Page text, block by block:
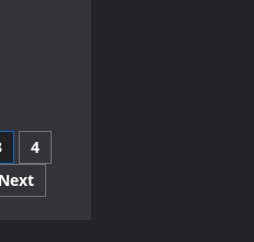
4
Next